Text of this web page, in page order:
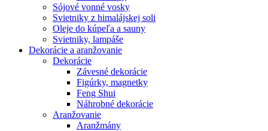
Sójové vonné vosky
Svietniky z himalájskej soli
Oleje do kúpeľa a sauny
Svietniky, lampáše
Dekorácie a aranžovanie
Dekorácie
Závesné dekorácie
Figúrky, magnetky
Feng Shui
Náhrobné dekorácie
Aranžovanie
Aranžmány